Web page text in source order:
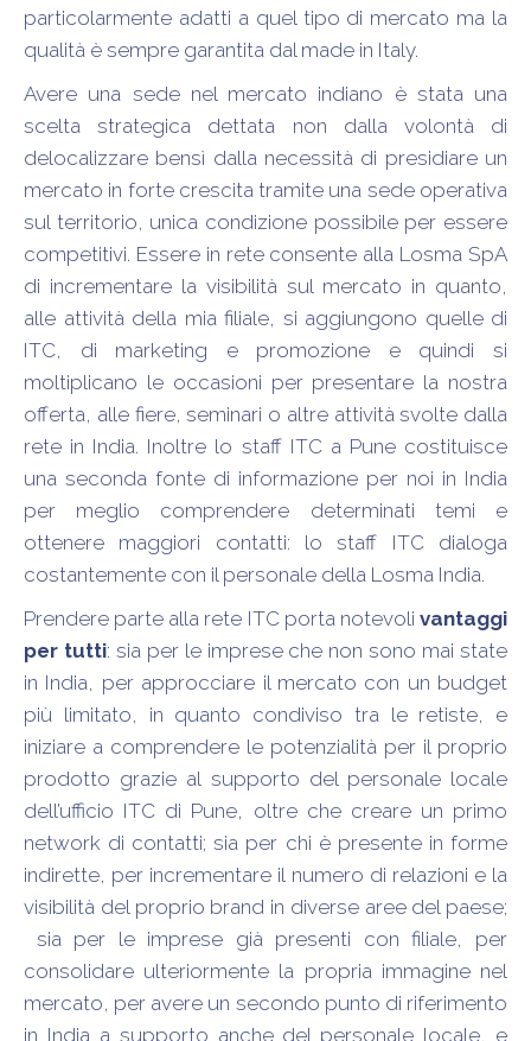
particolarmente adatti a quel tipo di mercato ma la
qualità è sempre garantita dal made in Italy.
Avere una sede nel mercato indiano è stata una
scelta strategica dettata non dalla volontà di
delocalizzare bensì dalla necessità di presidiare un
mercato in forte crescita tramite una sede operativa
sul territorio, unica condizione possibile per essere
competitivi. Essere in rete consente alla Losma SpA
di incrementare la visibilità sul mercato in quanto,
alle attività della mia filiale, si aggiungono quelle di
ITC, di marketing e promozione e quindi si
moltiplicano le occasioni per presentare la nostra
offerta, alle fiere, seminari o altre attività svolte dalla
rete in India. Inoltre lo staff ITC a Pune costituisce
una seconda fonte di informazione per noi in India
per meglio comprendere determinati temi e
ottenere maggiori contatti: lo staff ITC dialoga
costantemente con il personale della Losma India.
Prendere parte alla rete ITC porta notevoli vantaggi
per tutti: sia per le imprese che non sono mai state
in India, per approcciare il mercato con un budget
più limitato, in quanto condiviso tra le retiste, e
iniziare a comprendere le potenzialità per il proprio
prodotto grazie al supporto del personale locale
dell’ufficio ITC di Pune, oltre che creare un primo
network di contatti; sia per chi è presente in forme
indirette, per incrementare il numero di relazioni e la
visibilità del proprio brand in diverse aree del paese;
sia per le imprese già presenti con filiale, per
consolidare ulteriormente la propria immagine nel
mercato, per avere un secondo punto di riferimento
in India a supporto anche del personale locale, e